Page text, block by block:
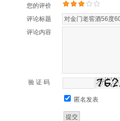
您的评价
评论标题
评论内容
验 证 码
匿名发表